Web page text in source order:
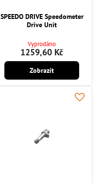
SPEEDO DRIVE Speedometer
Drive Unit
Vyprodáno
1259,60 Kč
Zobrazit